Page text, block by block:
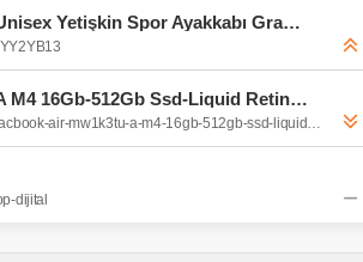
PUMA PUMA Smash 3.0 Unisex Yetişkin Spor Ayakkabı Gray Tile-PUMA Black-White 37 : Amazon.com.tr: Moda
MacBook Air MW1K3TU/A M4 16Gb-512Gb Ssd-Liquid Retina-15.3inc-Yıldız Işığı - Vatan Bilgisayar
https://www.vatanbilgisayar.com/macbook-air-mw1k3tu-a-m4-16gb-512gb-ssd-liquid-retina-15-3inc-yildiz-isigi.html
dijital